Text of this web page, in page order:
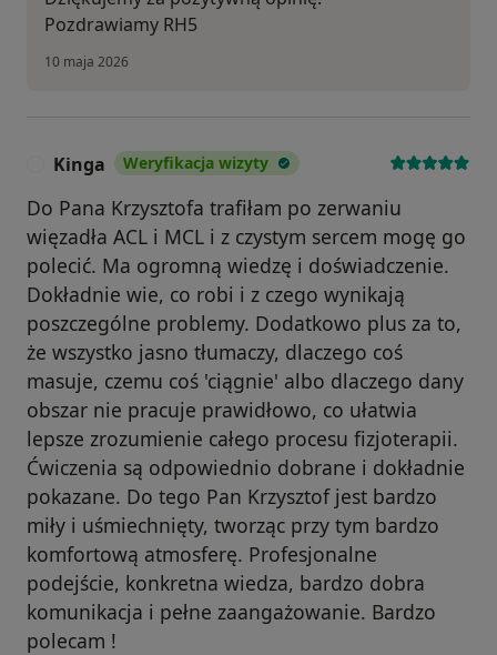
Pozdrawiamy RH5
10 maja 2026
Kinga Weryfikacja wizyty
Do Pana Krzysztofa trafiłam po zerwaniu
więzadła ACL i MCL i z czystym sercem mogę go
polecić. Ma ogromną wiedzę i doświadczenie.
Dokładnie wie, co robi i z czego wynikają
poszczególne problemy. Dodatkowo plus za to,
że wszystko jasno tłumaczy, dlaczego coś
masuje, czemu coś 'ciągnie' albo dlaczego dany
obszar nie pracuje prawidłowo, co ułatwia
lepsze zrozumienie całego procesu fizjoterapii.
Ćwiczenia są odpowiednio dobrane i dokładnie
pokazane. Do tego Pan Krzysztof jest bardzo
miły i uśmiechnięty, tworząc przy tym bardzo
komfortową atmosferę. Profesjonalne
podejście, konkretna wiedza, bardzo dobra
komunikacja i pełne zaangażowanie. Bardzo
polecam !